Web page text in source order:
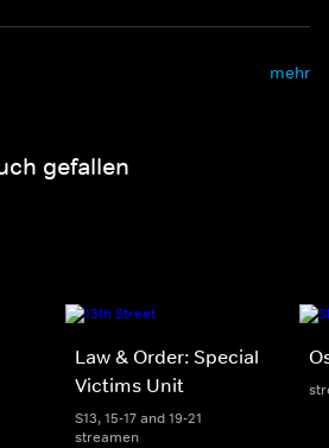
mehr
gefallen
Law & Order: Special
Victims Unit
S13, 15-17 and 19-21
streamen